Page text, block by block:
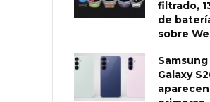
filtrado,
de
sobre
Samsung
Galaxy